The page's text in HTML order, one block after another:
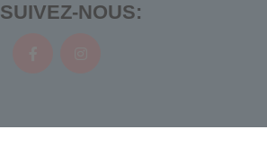
SUIVEZ-NOUS: